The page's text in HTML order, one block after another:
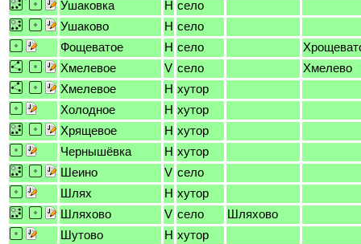
Ушаковка
H село
Ушаково
H село
Фощеватое
H село
Хмелевое
V село
Хмелево
Хмелевое
H хутор
Холодное
H хутор
Хрящевое
H хутор
Чернышёвка
H хутор
Шеино
V село
Шлях
H хутор
Шляхово
V село
Шляхово
Шутово
H хутор